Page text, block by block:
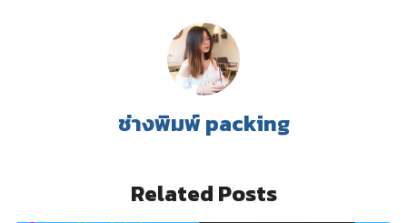
ช่างพิมพ์ packing
Related Posts